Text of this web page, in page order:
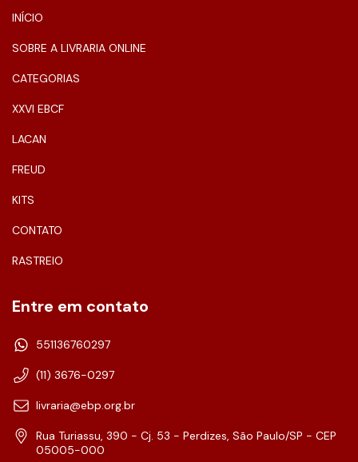
INÍCIO
SOBRE A LIVRARIA ONLINE
CATEGORIAS
XXVI EBCF
LACAN
FREUD
KITS
CONTATO
RASTREIO
Entre em contato
551136760297
(11) 3676-0297
livraria@ebp.org.br
Rua Turiassu, 390 - Cj. 53 - Perdizes, São Paulo/SP - CEP
05005-000